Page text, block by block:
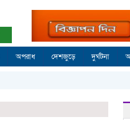
অপরাধ দেশজুড়ে দুর্ঘটনা